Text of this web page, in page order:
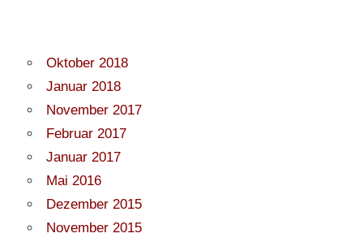
Oktober 2018
Januar 2018
November 2017
Februar 2017
Januar 2017
Mai 2016
Dezember 2015
November 2015